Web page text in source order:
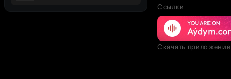
Ссылки
Скачать приложение